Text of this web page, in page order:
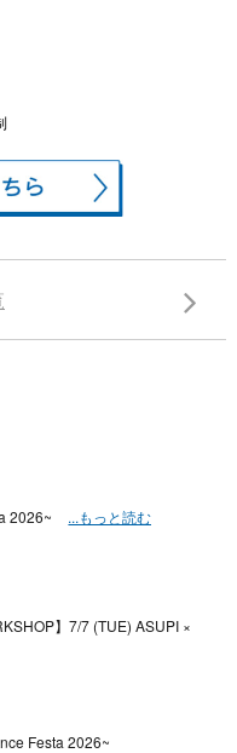
2026~ ...もっと読む
】7/7 (TUE) ASUPI ×
Festa 2026~